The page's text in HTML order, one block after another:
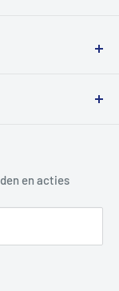
en acties